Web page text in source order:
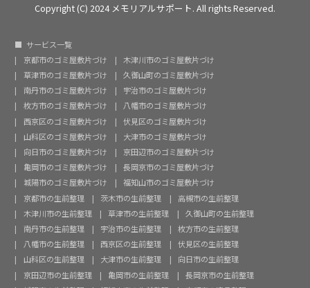
Copyright (C) 2024 メモリアルサポート. All rights Reserved.
サービス一覧
京都市のゴミ屋敷片づけ
木津川市のゴミ屋敷片づけ
草津市のゴミ屋敷片づけ
久御山町のゴミ屋敷片づけ
南丹市のゴミ屋敷片づけ
宇治市のゴミ屋敷片づけ
枚方市のゴミ屋敷片づけ
八幡市のゴミ屋敷片づけ
西京区のゴミ屋敷片づけ
伏見区のゴミ屋敷片づけ
山科区のゴミ屋敷片づけ
大津市のゴミ屋敷片づけ
向日市のゴミ屋敷片づけ
京田辺市のゴミ屋敷片づけ
亀岡市のゴミ屋敷片づけ
長岡京市のゴミ屋敷片づけ
城陽市のゴミ屋敷片づけ
福知山市のゴミ屋敷片づけ
京都市の生前整理
茨木市の生前整理
高槻市の生前整理
木津川市の生前整理
草津市の生前整理
久御山町の生前整理
南丹市の生前整理
宇治市の生前整理
枚方市の生前整理
八幡市の生前整理
西京区の生前整理
伏見区の生前整理
山科区の生前整理
大津市の生前整理
向日市の生前整理
京田辺市の生前整理
亀岡市の生前整理
長岡京市の生前整理